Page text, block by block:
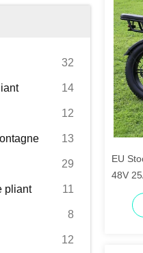
32
14
12
13
29
pliant 11
8
12
EU
48V